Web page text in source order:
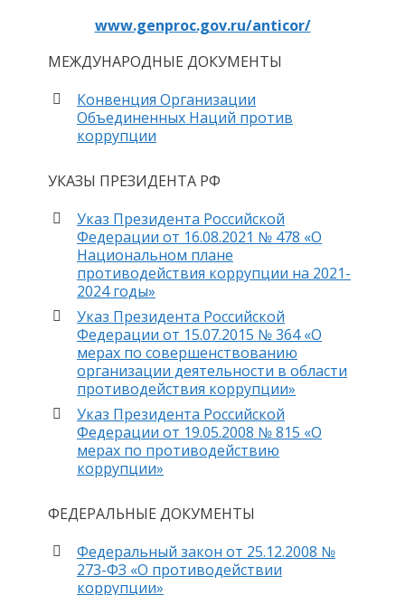
www.genproc.gov.ru/anticor/
МЕЖДУНАРОДНЫЕ ДОКУМЕНТЫ
Конвенция Организации
Объединенных Наций против
коррупции
УКАЗЫ ПРЕЗИДЕНТА РФ
Указ Президента Российской
Федерации от 16.08.2021 № 478 «О
Национальном плане
противодействия коррупции на 2021-
2024 годы»
Указ Президента Российской
Федерации от 15.07.2015 № 364 «О
мерах по совершенствованию
организации деятельности в области
противодействия коррупции»
Указ Президента Российской
Федерации от 19.05.2008 № 815 «О
мерах по противодействию
коррупции»
ФЕДЕРАЛЬНЫЕ ДОКУМЕНТЫ
Федеральный закон от 25.12.2008 №
273-ФЗ «О противодействии
коррупции»